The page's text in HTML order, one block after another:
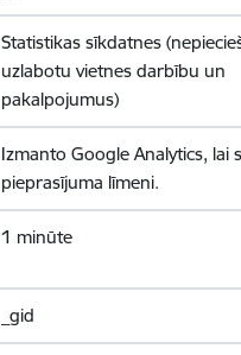
Statistikas sīkdatnes
uzlabotu vietnes darbību un
pakalpojumus)
Izmanto Google Analytics, lai
pieprasījuma līmeni.
1 minūte
_gid